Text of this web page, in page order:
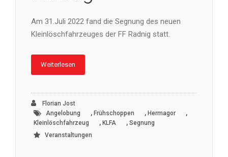
Am 31.Juli 2022 fand die Segnung des neuen
Kleinlöschfahrzeuges der FF Radnig statt.
Weiterlesen
Florian Jost
Angelobung
, Frühschoppen , Hermagor ,
Kleinlöschfahrzeug , KLFA , Segnung
Veranstaltungen